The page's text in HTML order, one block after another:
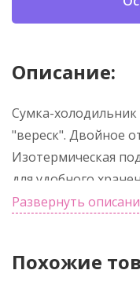
Описание:
Сумка-холодильник
"вереск". Двойное
Изотермическая
для удобного
продуктов.
Развернуть
Похожие